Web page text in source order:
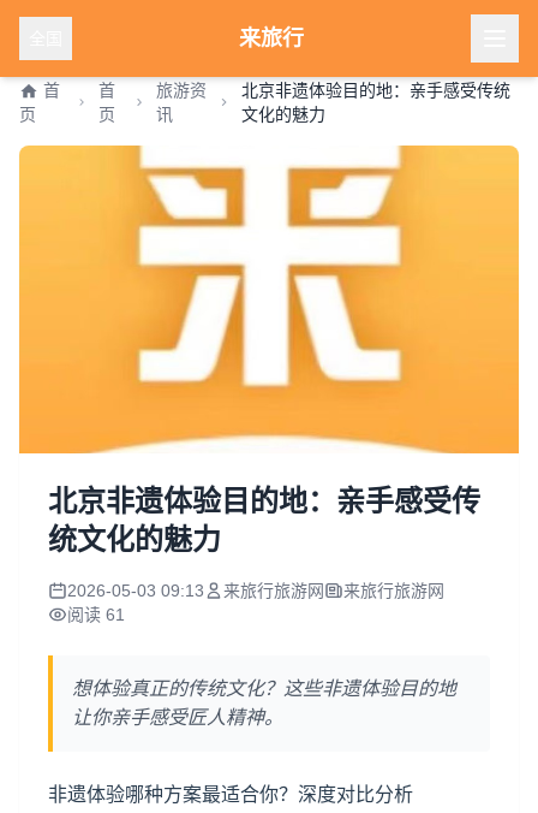
来旅行
首
页
首
页
旅游资
讯
北京非遗体验目的地：亲手感受传统
文化的魅力
北京非遗体验目的地：亲手感受传
统文化的魅力
2026-05-03 09:13 来旅行旅游网
来旅行旅游网
阅读 61
想体验真正的传统文化？这些非遗体验目的地
让你亲手感受匠人精神。
非遗体验哪种方案最适合你？深度对比分析